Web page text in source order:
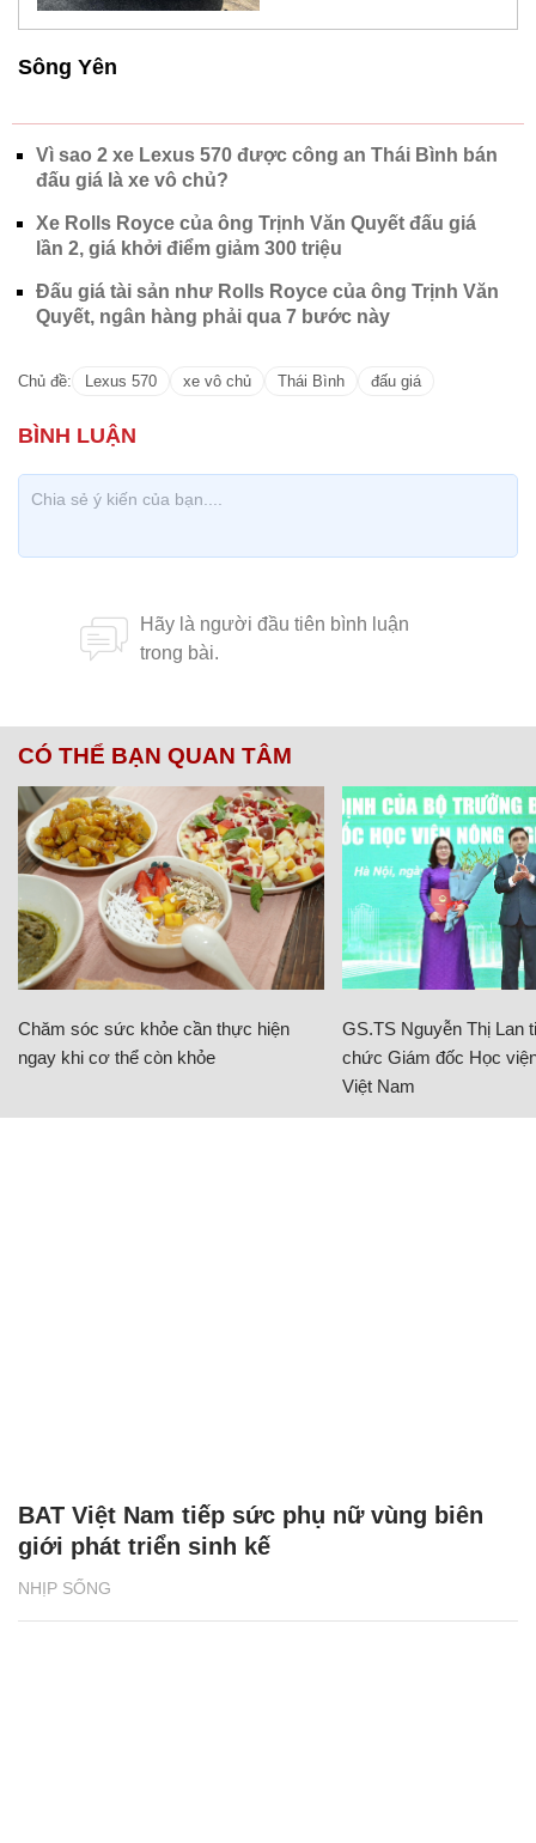
Sông Yên
Vì sao 2 xe Lexus 570 được công an Thái Bình bán
đấu giá là xe vô chủ?
Xe Rolls Royce của ông Trịnh Văn Quyết đấu giá
lần 2, giá khởi điểm giảm 300 triệu
Đấu giá tài sản như Rolls Royce của ông Trịnh Văn
Quyết, ngân hàng phải qua 7 bước này
Chủ đề: Lexus 570 xe vô chủ Thái Bình đấu giá
CÓ THỂ BẠN QUAN TÂM
Chăm sóc sức khỏe cần thực hiện
ngay khi cơ thể còn khỏe
GS.TS Nguyễn Thị Lan
chức Giám đốc Học
Việt Nam
NHỊP SỐNG
BAT Việt Nam tiếp sức phụ nữ vùng biên
giới phát triển sinh kế